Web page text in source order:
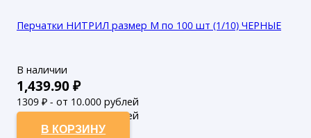
Перчатки НИТРИЛ размер М по 100 шт (1/10) ЧЕРНЫЕ
В наличии
1,439.90₽
1309 ₽ - от 10.000 рублей
1190₽ - от 50.000 рублей
В КОРЗИНУ